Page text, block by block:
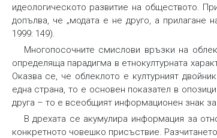
идеологическото развитие на обществото.
допълва, че „модата е не друго, а прилагане
1999: 149).
Многопосочните смислови връзки на
определяща парадигма в етнокултурната
Оказва се, че облеклото е културният
една страна, то е основен показател в
друга – то е всеобщият информационен знак
В дрехата се акумулира информация за
конкретното човешко присъствие.